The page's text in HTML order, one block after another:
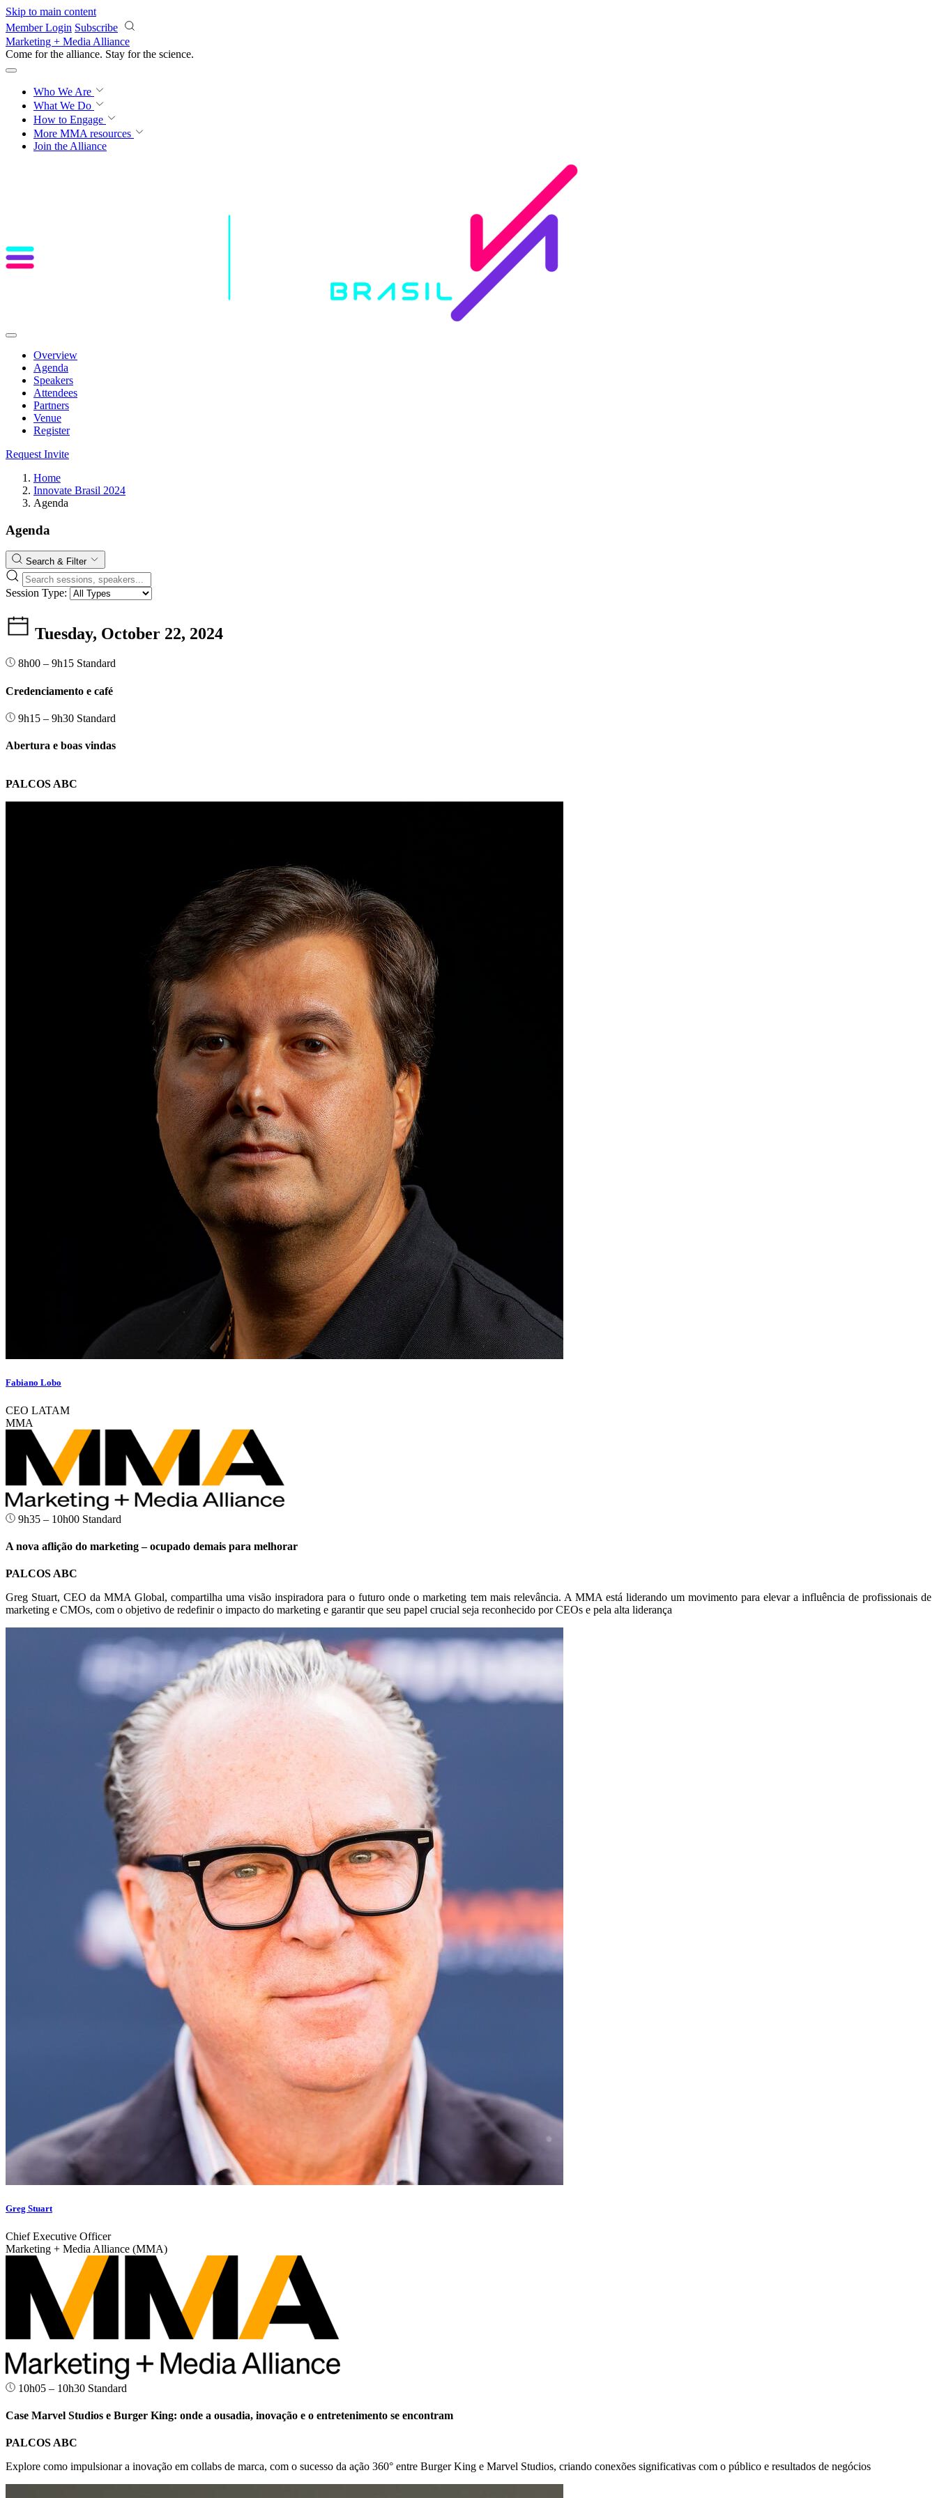
Skip to main content
Member Login Subscribe
Marketing + Media Alliance
Come for the alliance. Stay for the science.
Who We Are
What We Do
How to Engage
More MMA resources
Join the Alliance
Overview
Agenda
Speakers
Attendees
Partners
Venue
Register
Request Invite
Home
Innovate Brasil 2024
Agenda
Agenda
Search & Filter
Session Type:
Tuesday, October 22, 2024
8h00 – 9h15 Standard
Credenciamento e café
9h15 – 9h30 Standard
Abertura e boas vindas
PALCOS ABC
Fabiano Lobo
CEO LATAM
MMA
9h35 – 10h00 Standard
A nova aflição do marketing – ocupado demais para melhorar
PALCOS ABC
Greg Stuart, CEO da MMA Global, compartilha uma visão inspiradora para o futuro onde o marketing tem mais relevância. A MMA está liderando um movimento para elevar a influência de profissionais de
marketing e CMOs, com o objetivo de redefinir o impacto do marketing e garantir que seu papel crucial seja reconhecido por CEOs e pela alta liderança
Greg Stuart
Chief Executive Officer
Marketing + Media Alliance (MMA)
10h05 – 10h30 Standard
Case Marvel Studios e Burger King: onde a ousadia, inovação e o entretenimento se encontram
PALCOS ABC
Explore como impulsionar a inovação em collabs de marca, com o sucesso da ação 360° entre Burger King e Marvel Studios, criando conexões significativas com o público e resultados de negócios